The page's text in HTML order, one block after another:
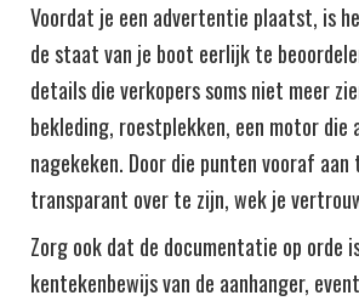
Voordat je een advertentie plaatst, is
de staat van je boot eerlijk te
details die verkopers soms niet meer
bekleding, roestplekken, een motor
nagekeken. Door die punten vooraf
transparant over te zijn, wek je
Zorg ook dat de documentatie op orde
kentekenbewijs van de aanhanger,